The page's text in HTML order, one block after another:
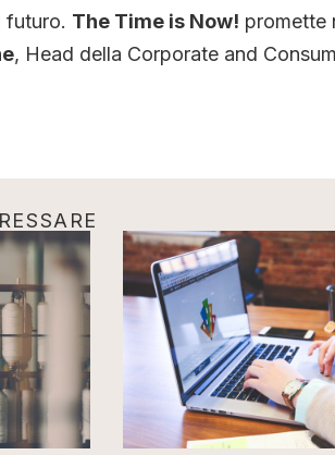
futuro. The Time is Now! promette
, Head della Corporate and